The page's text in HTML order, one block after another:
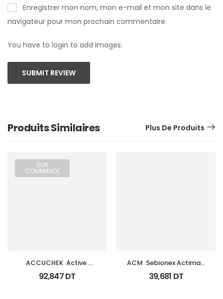
Enregistrer mon nom, mon e-mail et mon site dans le
navigateur pour mon prochain commentaire.
You have to login to add images.
SUBMIT REVIEW
Produits Similaires Plus De Produits
SUR
COMMANDE
ACCUCHEK  Active
Coffret 110
Bandlettes+Appareil
92,847DT
ACM  Sebionex Actimat
Soin Anti Imperfec Teint
40Ml
39,681 DT